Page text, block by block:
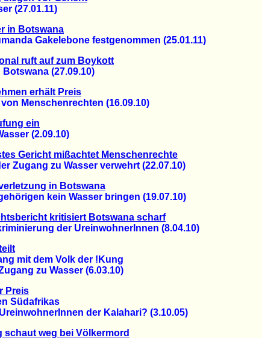
(27.01.11)
in Botswana
Gakelebone festgenommen (25.01.11)
ruft auf zum Boykott
(27.09.10)
erhält Preis
Menschenrechten (16.09.10)
ein
(2.09.10)
Gericht mißachtet Menschenrechte
Zugang zu Wasser verwehrt (22.07.10)
in Botswana
kein Wasser bringen (19.07.10)
kritisiert Botswana scharf
der UreinwohnerInnen (8.04.10)
mit dem Volk der !Kung
zu Wasser (6.03.10)
Preis
Südafrikas
der Kalahari? (3.10.05)
schaut weg bei Völkermord